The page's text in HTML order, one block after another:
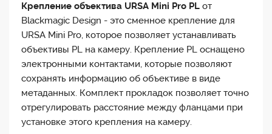
Крепление объектива URSA Mini Pro PL от
Blackmagic Design - это сменное крепление для
URSA Mini Pro, которое позволяет устанавливать
объективы PL на камеру. Крепление PL оснащено
электронными контактами, которые позволяют
сохранять информацию об объективе в виде
метаданных. Комплект прокладок позволяет точно
отрегулировать расстояние между фланцами при
установке этого крепления на камеру.